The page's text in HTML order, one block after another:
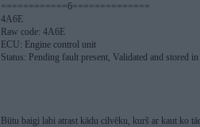
============6==============
4A6E
Raw code: 4A6E
ECU: Engine control unit
Status: Pending fault present, Validated and stored
Būtu baigi labi atrast kādu cilvēku, kurš ar kaut ko